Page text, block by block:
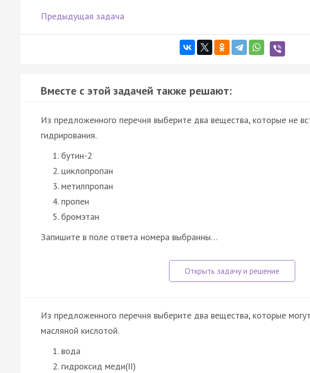
Предыдущая задача
Вместе с этой задачей также решают:
Из предложенного перечня выберите два вещества, которые не
гидрирования.
бутин-2
циклопропан
метилпропан
пропен
бромэтан
Запишите в поле ответа номера выбранны…
Из предложенного перечня выберите два вещества, которые
масляной кислотой.
вода
гидроксид меди(II)